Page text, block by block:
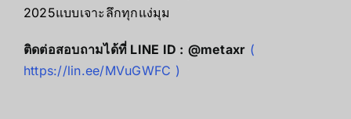
2025แบบเจาะลึกทุกแง่มุม
ติดต่อสอบถามได้ที่ LINE ID : @metaxr (
https://lin.ee/MVuGWFC )